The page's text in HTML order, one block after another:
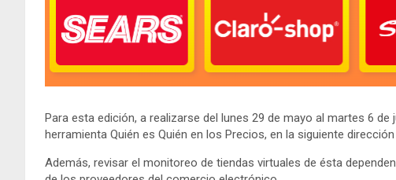
Para esta edición, a realizarse del lunes 29 de mayo al martes 6
herramienta Quién es Quién en los Precios, en la siguiente
Además, revisar el monitoreo de tiendas virtuales de ésta